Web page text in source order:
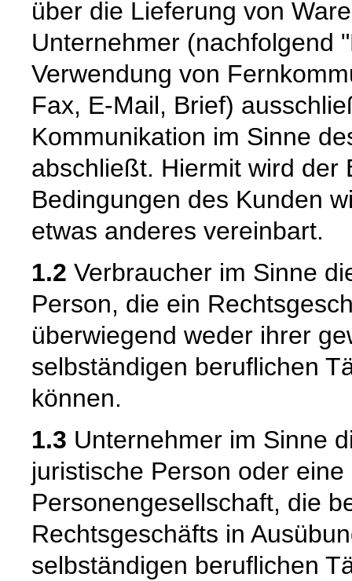
über die Lieferung von
Unternehmer (nachfolgend
Verwendung von
Fax, E-Mail, Brief)
Kommunikation im Sinne
abschließt. Hiermit wird der
Bedingungen des Kunden
etwas anderes vereinbart.
1.2 Verbraucher im Sinne
Person, die ein
überwiegend weder ihrer
selbständigen beruflichen
können.
1.3 Unternehmer im Sinne
juristische Person oder
Personengesellschaft, die
Rechtsgeschäfts in
selbständigen beruflichen